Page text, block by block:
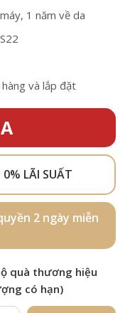
1 năm về da
và lắp đặt
LÃI SUẤT
2 ngày miễn
quà thương hiệu
có hạn)